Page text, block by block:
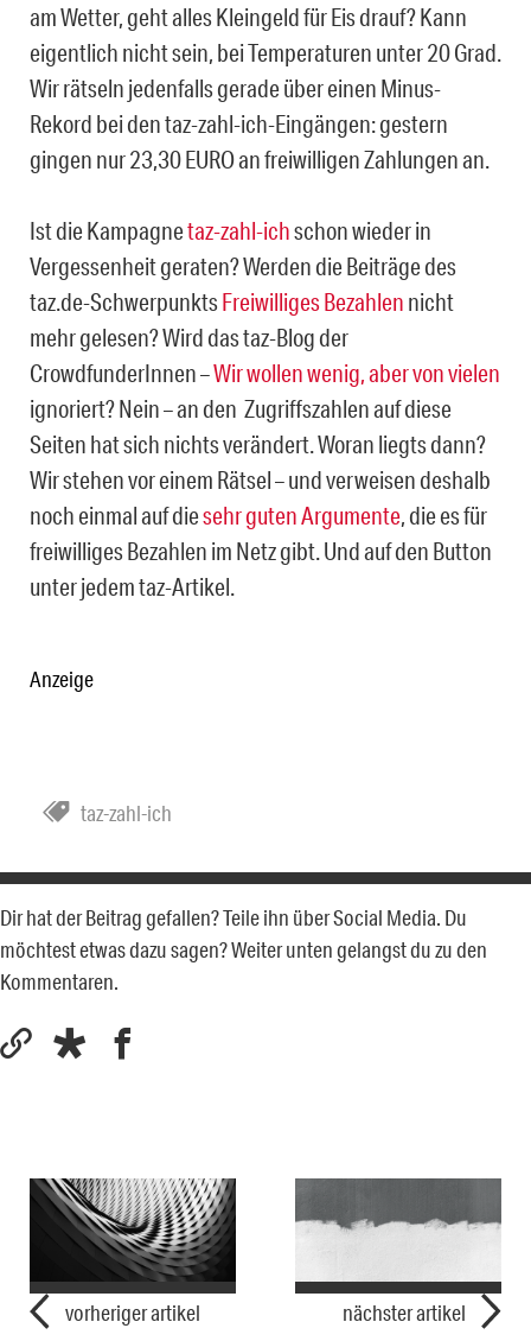
am Wetter, geht alles Kleingeld für Eis drauf? Kann
eigentlich nicht sein, bei Temperaturen unter 20 Grad.
Wir rätseln jedenfalls gerade über einen Minus-
Rekord bei den taz-zahl-ich-Eingängen: gestern
gingen nur 23,30 EURO an freiwilligen Zahlungen an.
Ist die Kampagnetaz-zahl-ichschon wieder in
Vergessenheit geraten? Werden die Beiträge des
taz.de-SchwerpunktsFreiwilliges Bezahlen nicht
mehr gelesen? Wird das taz-Blog der
CrowdfunderInnen –Wir wollen wenig, aber von vielen
ignoriert? Nein – an den Zugriffszahlen auf diese
Seiten hat sich nichts verändert. Woran liegts dann?
Wir stehen vor einem Rätsel – und verweisen deshalb
noch einmal auf diesehr guten Argumente, die es für
freiwilliges Bezahlen im Netz gibt. Und auf den Button
unter jedem taz-Artikel.
Anzeige
taz-zahl-ich
Dir hat der Beitrag gefallen? Teile ihn über Social Media. Du
möchtest etwas dazu sagen? Weiter unten gelangst du zu den
Kommentaren.
vorheriger artikel nächster artikel